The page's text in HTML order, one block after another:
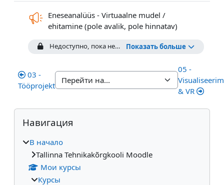
Eneseanalüüs - Virtuaalne mudel /
ehitamine (pole avalik, pole hinnatav)
Показать больше
Недоступно, пока не выполнены условия: Элемент курса
03 -
Tööprojekt
05 -
& VR
Блоки
Пропустить Навигация
Навигация
В начало
Tallinna Tehnikakõrgkooli Moodle
Мои курсы
Курсы